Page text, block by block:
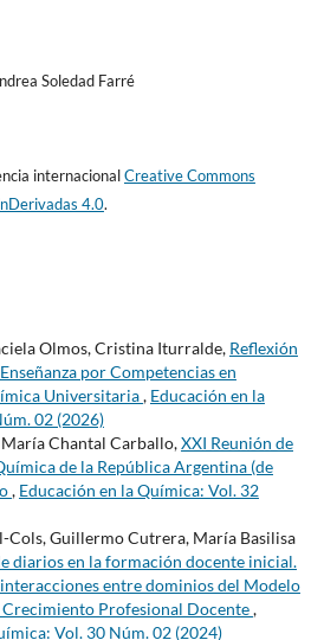
Soledad Farré
internacionalCreative Commons
4.0.
Olmos, Cristina Iturralde, Reflexión
por Competencias en
Universitaria, Educación en la
02 (2026)
Chantal Carballo,XXI Reunión de
de la República Argentina (de
, Educación en la Química: Vol. 32
Cols, Guillermo Cutrera, María Basilisa
diarios en la formación docente inicial.
entre dominios del Modelo
Profesional Docente,
Vol. 30 Núm. 02 (2024)